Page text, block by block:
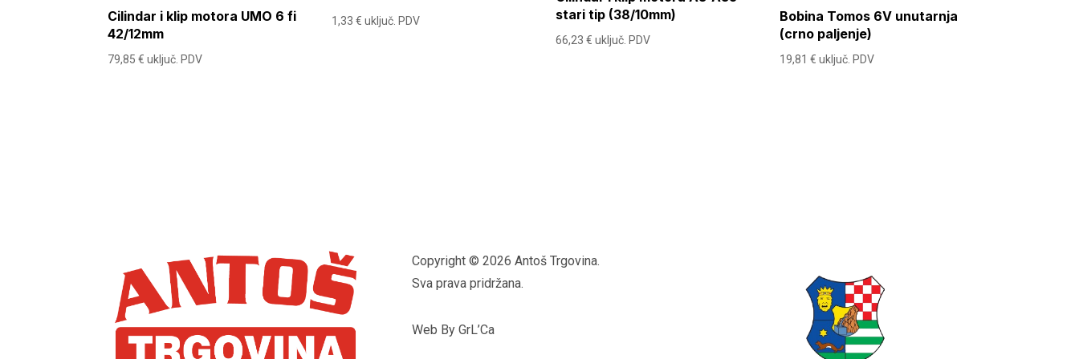
Cilindar i klip motora UMO 6 fi
42/12mm
79,85€ uključ. PDV
1,33€ uključ. PDV
stari tip (38/10mm)
66,23€ uključ. PDV
Bobina Tomos 6V unutarnja
(crno paljenje)
19,81€ uključ. PDV
Copyright © 2026 Antoš Trgovina.
Sva prava pridržana.
Web By GrL’Ca